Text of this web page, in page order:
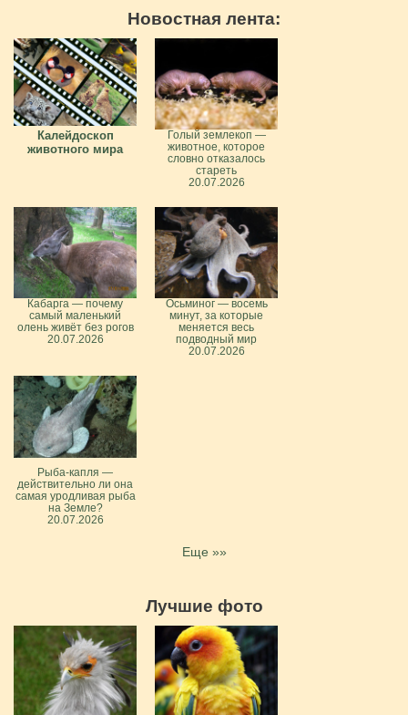
Новостная лента:
Калейдоскоп
животного мира
Голый землекоп —
животное, которое
словно отказалось
стареть
20.07.2026
Кабарга — почему
самый маленький
олень живёт без рогов
20.07.2026
Осьминог — восемь
минут, за которые
меняется весь
подводный мир
20.07.2026
Рыба-капля —
действительно ли она
самая уродливая рыба
на Земле?
20.07.2026
Еще »»
Лучшие фото